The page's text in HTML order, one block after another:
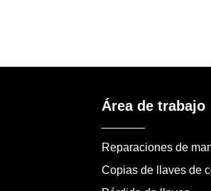
Área de trabajo
Reparaciones de
Copias de llaves de